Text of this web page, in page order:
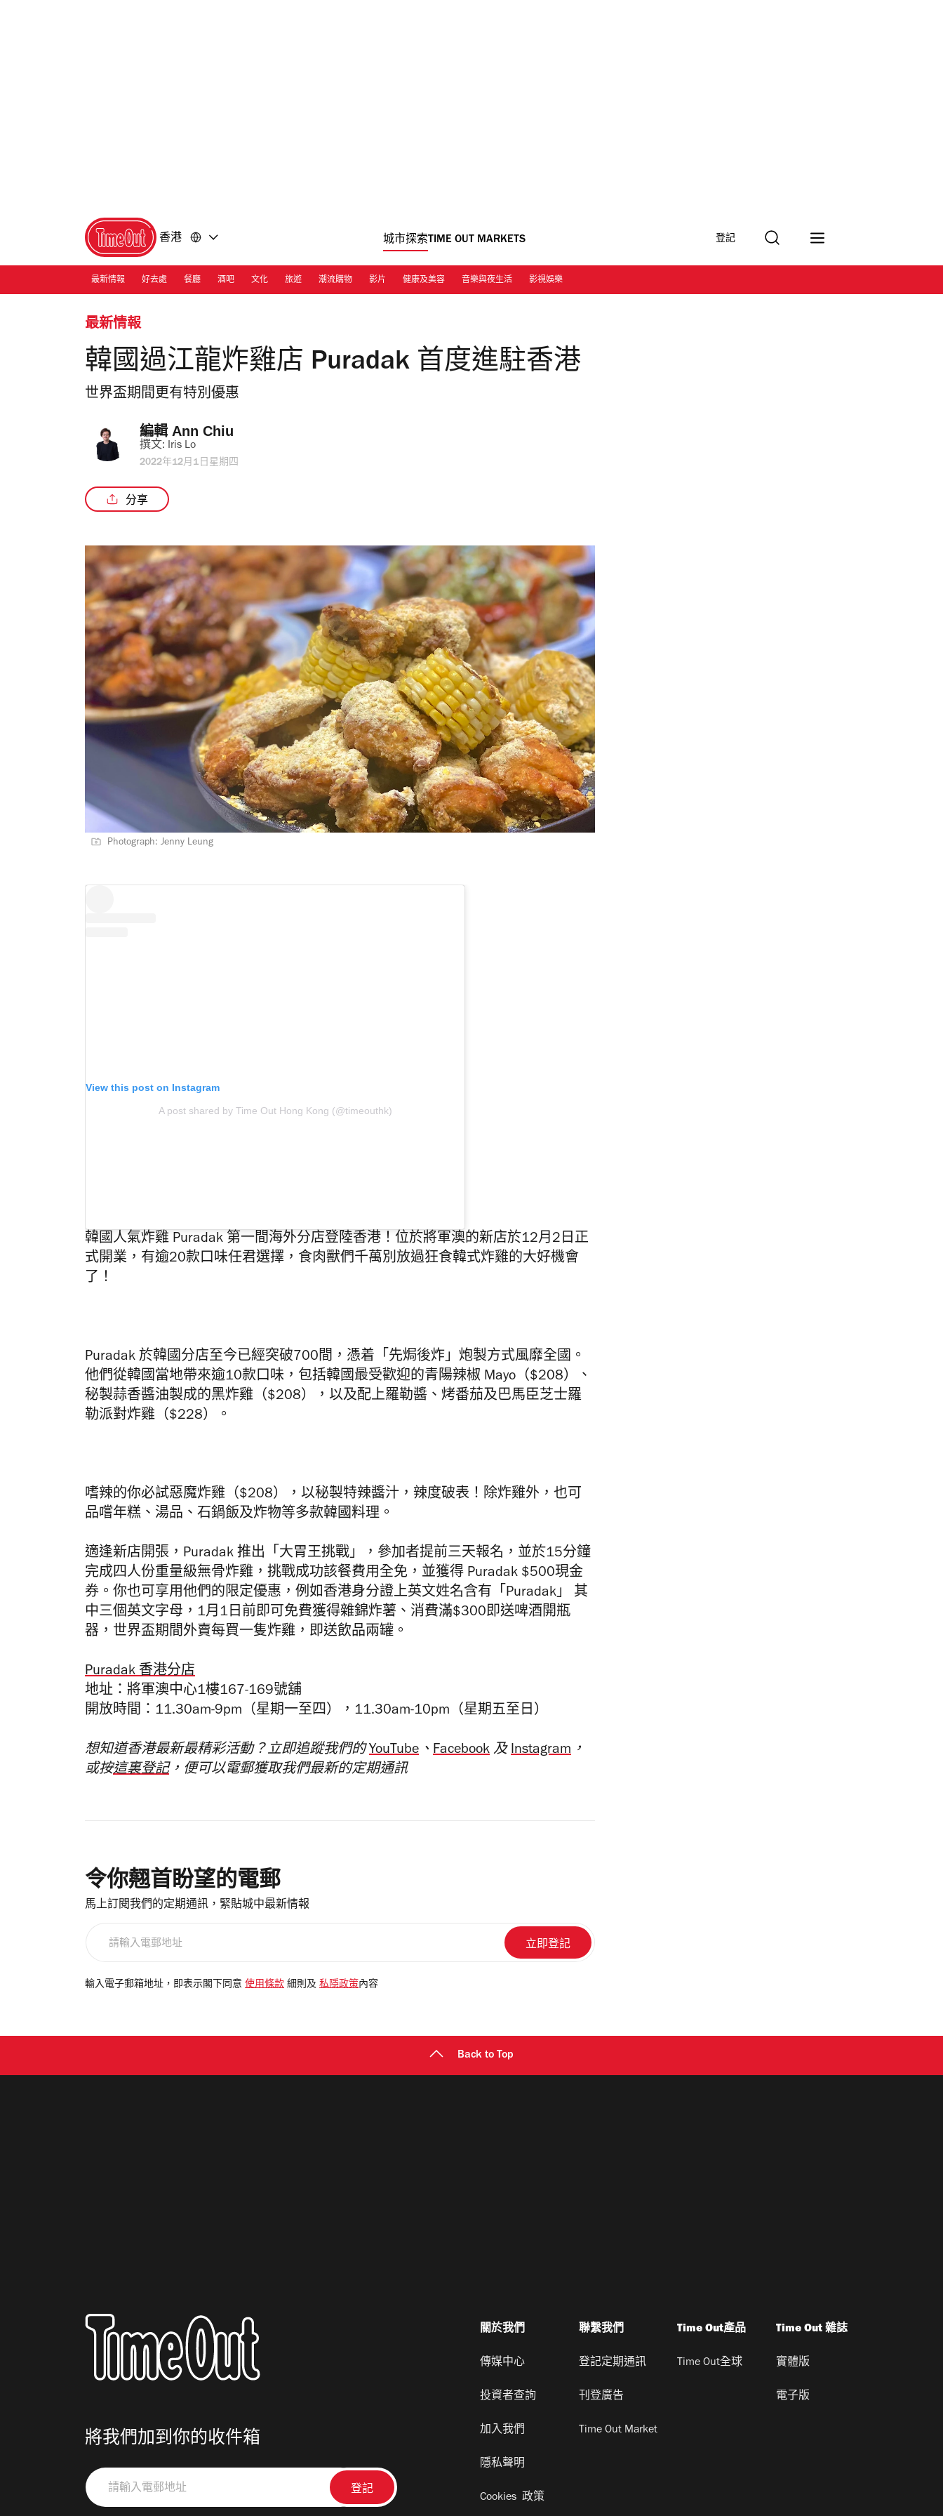
香港 城市探索TIME OUT MARKETS 登記
最新情報 好去處 餐廳 酒吧 文化 旅遊 潮流購物 影片 健康及美容 音樂與夜生活 影視娛樂
最新情報
韓國過江龍炸雞店 Puradak 首度進駐香港
世界盃期間更有特別優惠
編輯 Ann Chiu
撰文: Iris Lo
2022年12月1日星期四
分享
Photograph: Jenny Leung
View this post on Instagram
A post shared by Time Out Hong Kong (@timeouthk)
韓國人氣炸雞 Puradak 第一間海外分店登陸香港！位於將軍澳的新店於12月2日正
式開業，有逾20款口味任君選擇，食肉獸們千萬別放過狂食韓式炸雞的大好機會
了！
Puradak 於韓國分店至今已經突破700間，憑着「先焗後炸」炮製方式風靡全國。
他們從韓國當地帶來逾10款口味，包括韓國最受歡迎的青陽辣椒 Mayo（$208）、
秘製蒜香醬油製成的黑炸雞（$208），以及配上羅勒醬、烤番茄及巴馬臣芝士羅
勒派對炸雞（$228）。
嗜辣的你必試惡魔炸雞（$208），以秘製特辣醬汁，辣度破表！除炸雞外，也可
品嚐年糕、湯品、石鍋飯及炸物等多款韓國料理。
適逢新店開張，Puradak 推出「大胃王挑戰」，參加者提前三天報名，並於15分鐘
完成四人份重量級無骨炸雞，挑戰成功該餐費用全免，並獲得 Puradak $500現金
券。你也可享用他們的限定優惠，例如香港身分證上英文姓名含有「Puradak」 其
中三個英文字母，1月1日前即可免費獲得雜錦炸薯、消費滿$300即送啤酒開瓶
器，世界盃期間外賣每買一隻炸雞，即送飲品兩罐。
Puradak 香港分店
地址：將軍澳中心1樓167-169號舖
開放時間：11.30am-9pm（星期一至四），11.30am-10pm（星期五至日）
想知道香港最新最精彩活動？立即追蹤我們的YouTube 、 Facebook 及 Instagram ，
或按這裏登記，便可以電郵獲取我們最新的定期通訊
令你翹首盼望的電郵
馬上訂閱我們的定期通訊，緊貼城中最新情報
電
輸入電子郵箱地址，即表示閣下同意 使用條款 細則及 私隱政策內容
Back to Top
將我們加到你的收件箱
請
輸
關於我們
傳媒中心
投資者查詢
加入我們
隱私聲明
Cookies 政策
聯繫我們
登記定期通訊
刊登廣告
Time Out Market
Time Out產品
Time Out全球
Time Out 雜誌
實體版
電子版